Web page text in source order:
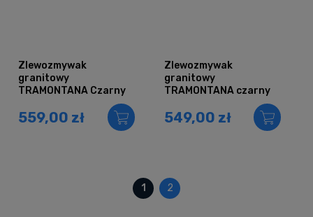
Zlewozmywak
granitowy
TRAMONTANA Czarny
559,00 zł
Zlewozmywak
granitowy
TRAMONTANA czarny
549,00 zł
1 2